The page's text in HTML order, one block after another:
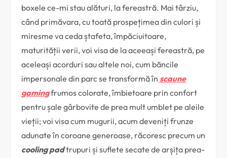
boxele ce-mi stau alături, la fereastră. Mai târziu,
când primăvara, cu toată prospețimea din culori și
miresme va ceda ștafeta, împăciuitoare,
maturității verii, voi visa de la aceeași fereastră, pe
aceleași acorduri sau altele noi, cum băncile
impersonale din parc se transformă în scaune
gamingfrumos colorate, îmbietoare prin confort
pentru șale gârbovite de prea mult umblet pe aleile
vieții; voi visa cum mugurii, acum deveniți frunze
adunate în coroane generoase, răcoresc precum un
cooling padtrupuri și suflete secate de arșița prea-